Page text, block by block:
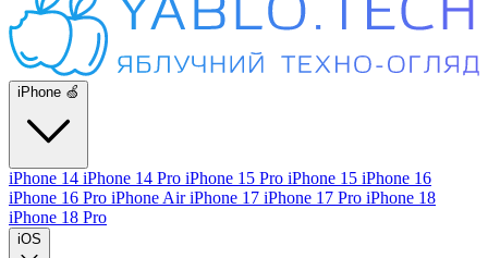
iPhone 🍏
iPhone 14 iPhone 14 Pro iPhone 15 Pro iPhone 15 iPhone 16
iPhone 16 Pro iPhone AiriPhone 17 iPhone 17 Pro iPhone 18
iPhone 18 Pro
iOS